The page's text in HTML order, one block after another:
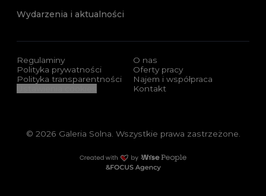
Wydarzenia i aktualności
Regulaminy
Polityka prywatności
Polityka transparentności
O nas
Oferty pracy
Najem i współpraca
Kontakt
© 2026 Galeria Solna. Wszystkie prawa zastrzeżone.